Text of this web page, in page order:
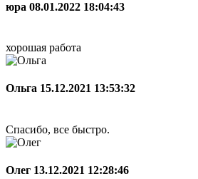
юра 08.01.2022 18:04:43
хорошая работа
Ольга 15.12.2021 13:53:32
Спасибо, все быстро.
Олег 13.12.2021 12:28:46